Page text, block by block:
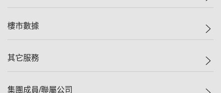
減價
美聯豪宅
獨家樓盤
租盤
自助放盤
查詢熱線
樓市數據
樓價指數
其它服務
屋苑專頁
集團成員/聯屬公司